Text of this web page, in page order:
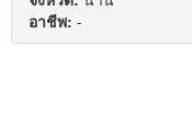
อาชีพ: -